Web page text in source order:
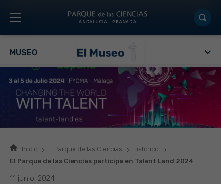
MUSEO
Inicio El Parque de las Ciencias
Histórico
El Parque de las Ciencias participa en Talent Land 2024
11 junio, 2024